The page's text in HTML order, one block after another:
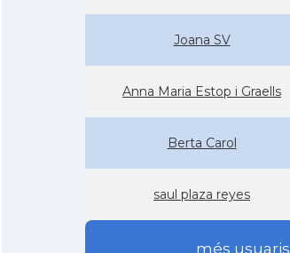
Joana SV
Anna Maria Estop i Graells
Berta Carol
saul plaza reyes
més usuaris